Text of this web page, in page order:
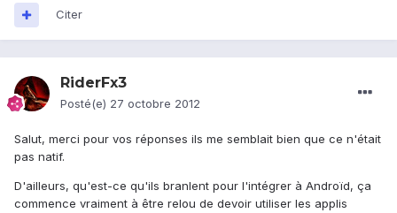
Citer
RiderFx3
Posté(e) 27 octobre 2012
Salut, merci pour vos réponses ils me semblait bien que ce n'était
pas natif.
D'ailleurs, qu'est-ce qu'ils branlent pour l'intégrer à Androïd, ça
commence vraiment à être relou de devoir utiliser les applis